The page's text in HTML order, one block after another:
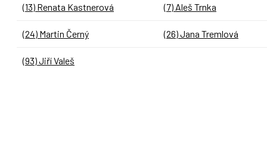
(13) Renata Kastnerová (7) Aleš Trnka
(24) Martin Černý (26) Jana Tremlová
(93) Jiří Valeš